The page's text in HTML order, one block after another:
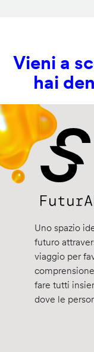
Vieni a
hai
Uno spazio
futuro
viaggio per
fare tutti
dove le